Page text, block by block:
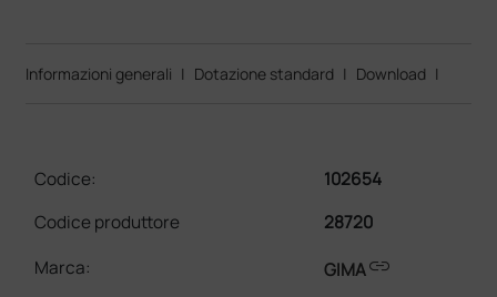
Informazioni generali | Dotazione standard | Download |
Codice:
102654
Codice produttore
28720
Marca:
GIMAlink